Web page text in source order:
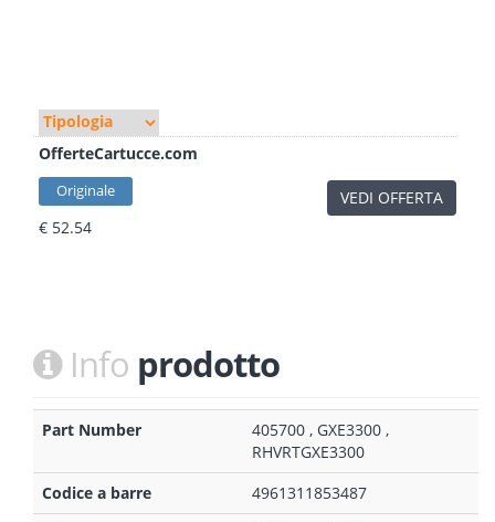
OfferteCartucce.com
Originale
€ 52.54
VEDI OFFERTA
Info prodotto
Part Number
405700 , GXE3300 ,
RHVRTGXE3300
Codice a barre
4961311853487